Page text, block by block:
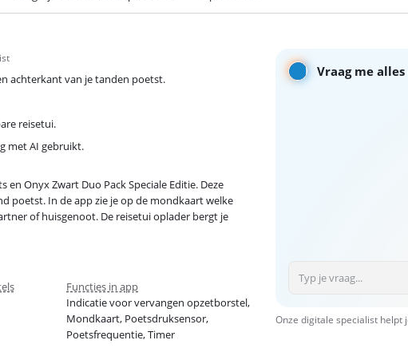
Vraag me
Onze digitale specialist helpt
achterkant van je tanden poetst.
reisetui.
met AI gebruikt.
Onyx Zwart Duo Pack Speciale Editie. Deze
poetst. In de app zie je op de mondkaart welke
of huisgenoot. De reisetui oplader bergt je
Functies in app
Indicatie voor vervangen opzetborstel,
Mondkaart, Poetsdruksensor,
Poetsfrequentie, Timer